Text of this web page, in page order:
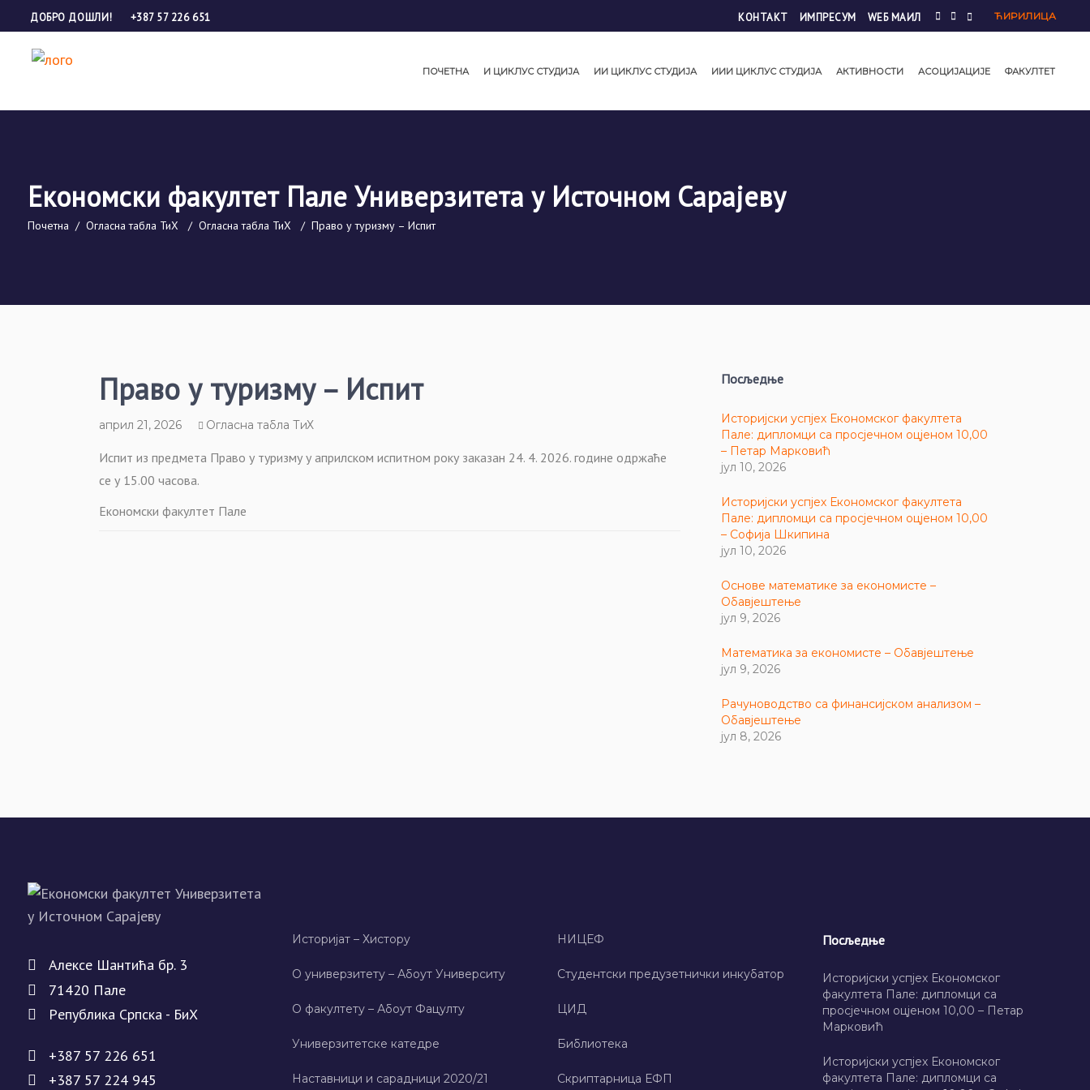
ДОБРО ДОШЛИ! +387 57 226 651 КОНТАКТ ИМПРЕСУМ WЕБ МАИЛ ЋИРИЛИЦА
ПОЧЕТНА И ЦИКЛУС СТУДИЈА ИИ ЦИКЛУС СТУДИЈА ИИИ ЦИКЛУС СТУДИЈА АКТИВНОСТИ АСОЦИЈАЦИЈЕ ФАКУЛТЕТ
Економски факултет Пале Универзитета у Источном Сарајеву
Почетна / Огласна табла ТиХ / Огласна табла ТиХ / Право у туризму – Испит
Право у туризму – Испит
април 21, 2026 Огласна табла ТиХ
Испит из предмета Право у туризму у априлском испитном року заказан 24. 4. 2026. године одржаће
се у 15.00 часова.
Економски факултет Пале
Посљедње
Историјски успјех Економског факултета
Пале: дипломци са просјечном оцјеном 10,00
– Петар Марковић
јул 10, 2026
Историјски успјех Економског факултета
Пале: дипломци са просјечном оцјеном 10,00
– Софија Шкипина
јул 10, 2026
Основе математике за економисте –
Обавјештење
јул 9, 2026
Математика за економисте – Обавјештење
јул 9, 2026
Рачуноводство са финансијском анализом –
Обавјештење
јул 8, 2026
Алeксe Шантића бр. 3
71420 Палe
Рeпублика Српска - БиХ
+387 57 226 651
+387 57 224 945
Историјат – Хисторy
О универзитету – Абоут Университy
О факултету – Абоут Фацултy
Универзитетске катедре
Наставници и сарадници 2020/21
НИЦЕФ
Студентски предузетнички инкубатор
ЦИД
Библиотека
Скриптарница ЕФП
Посљедње
Историјски успјех Економског
факултета Пале: дипломци са
просјечном оцјеном 10,00 – Петар
Марковић
Историјски успјех Економског
факултета Пале: дипломци са